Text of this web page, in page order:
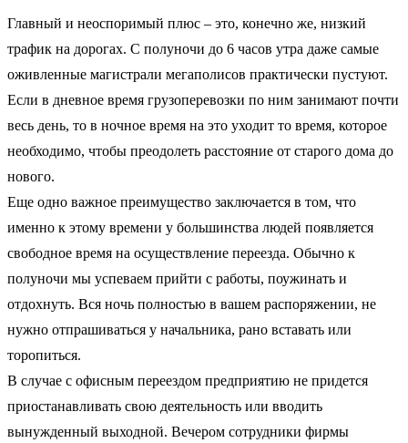
Главный и неоспоримый плюс – это, конечно же, низкий
трафик на дорогах. С полуночи до 6 часов утра даже самые
оживленные магистрали мегаполисов практически пустуют.
Если в дневное время грузоперевозки по ним занимают почти
весь день, то в ночное время на это уходит то время, которое
необходимо, чтобы преодолеть расстояние от старого дома до
нового.
Еще одно важное преимущество заключается в том, что
именно к этому времени у большинства людей появляется
свободное время на осуществление переезда. Обычно к
полуночи мы успеваем прийти с работы, поужинать и
отдохнуть. Вся ночь полностью в вашем распоряжении, не
нужно отпрашиваться у начальника, рано вставать или
торопиться.
В случае с офисным переездом предприятию не придется
приостанавливать свою деятельность или вводить
вынужденный выходной. Вечером сотрудники фирмы